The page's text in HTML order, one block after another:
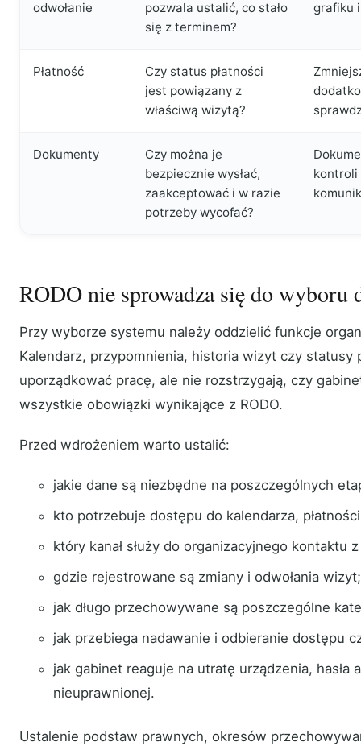
odwołanie
pozwala ustalić, co stało
się z terminem?
grafiku
Płatność
Czy status płatności
jest powiązany z
właściwą wizytą?
Dokumenty
Czy można je
bezpiecznie wysłać,
zaakceptować i w razie
potrzeby wycofać?
kontroli
RODO nie sprowadza się do wyboru
Przy wyborze systemu należy oddzielić funkcje
Kalendarz, przypomnienia, historia wizyt czy statusy
uporządkować pracę, ale nie rozstrzygają, czy
wszystkie obowiązki wynikające z RODO.
Przed wdrożeniem warto ustalić:
jakie dane są niezbędne na poszczególnych
kto potrzebuje dostępu do kalendarza,
który kanał służy do organizacyjnego kontaktu
gdzie rejestrowane są zmiany i odwołania wizyt;
jak długo przechowywane są poszczególne
jak przebiega nadawanie i odbieranie dostępu
jak gabinet reaguje na utratę urządzenia, hasła
nieuprawnionej.
Ustalenie podstaw prawnych, okresów